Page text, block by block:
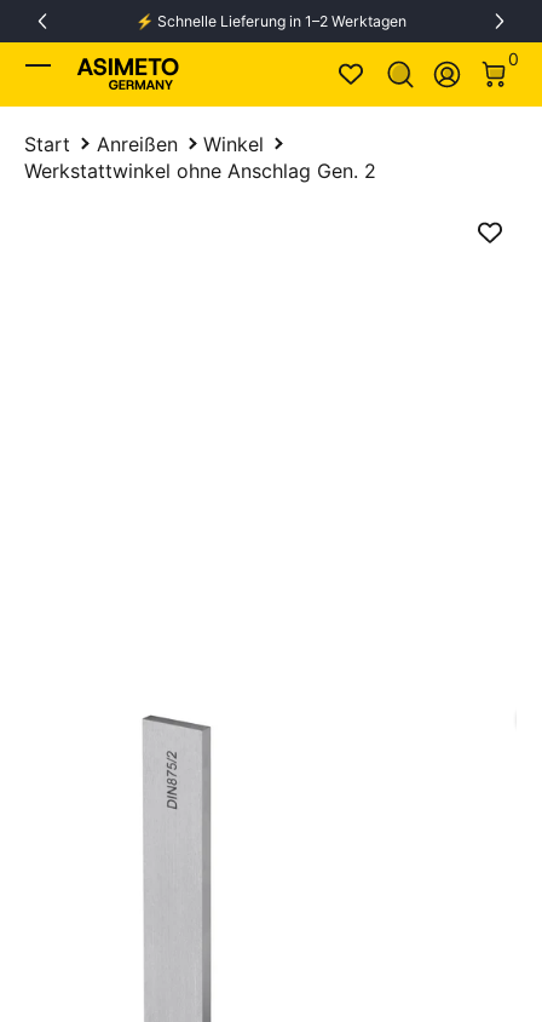
Zum Inhalt springen⚡️ Schnelle Lieferung in 1–2 Werktagen
Anmelden
0
0
Start Anreißen
Winkel
Werkstattwinkel ohne Anschlag Gen. 2